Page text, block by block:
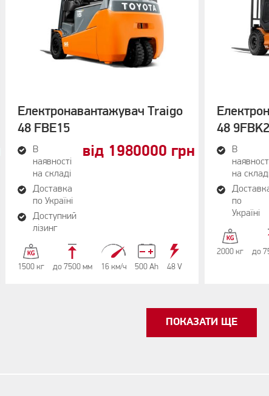
Електронавантажувач Traigo
48 FBE15
В
наявності
на складі
Доставка
по Україні
Доступний
лізинг
від 1980000 грн
1500 кг до 7500 мм 16 км/ч 500 Аh 48 V
48
В
на складі
по
Україні
2000 кг до
ПОКАЗАТИ ЩЕ